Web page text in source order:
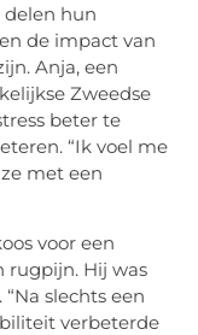
delen hun
de impact van
Anja, een
Zweedse
beter te
“Ik voel me
met een
voor een
rugpijn. Hij was
slechts een
verbeterde